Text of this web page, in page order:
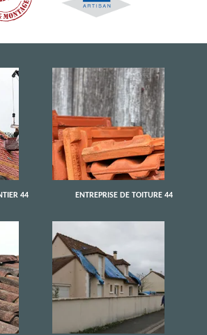
44 ENTREPRISE DE TOITURE 44